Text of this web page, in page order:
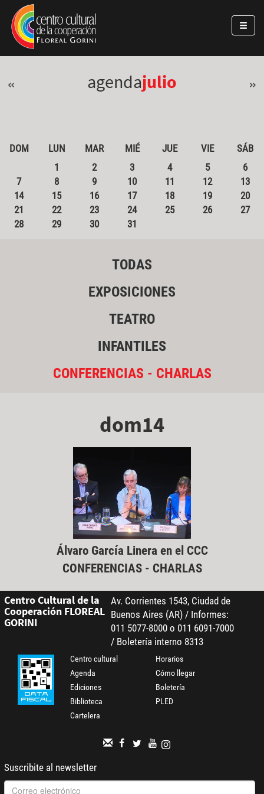
Pasar al contenido principal
Jump to main content
« agendajulio »
DOM LUN MAR MIÉ JUE VIE
SÁB
1
2 3 4 5
6
7
8 9 10 11 12
13
14
15 16 17 18 19
20
21
22 23 24 25 26
27
28
29 30 31
TODAS
EXPOSICIONES
TEATRO
INFANTILES
CONFERENCIAS - CHARLAS
dom14
Álvaro García Linera en el CCC
CONFERENCIAS - CHARLAS
Centro Cultural de la
Cooperación FLOREAL
GORINI
Av. Corrientes 1543, Ciudad de
Buenos Aires (AR) / Informes:
011 5077-8000 o 011 6091-7000
/ Boletería interno 8313
Centro cultural
Agenda
Ediciones
Biblioteca
Cartelera
Horarios
Cómo llegar
Boletería
PLED
Suscribite al newsletter